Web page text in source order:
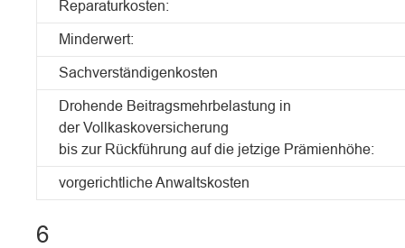
Reparaturkosten:
Minderwert:
Sachverständigenkosten
Drohende Beitragsmehrbelastung in
der Vollkaskoversicherung
bis zur Rückführung auf die jetzige Prämienhöhe:
vorgerichtliche Anwaltskosten
6